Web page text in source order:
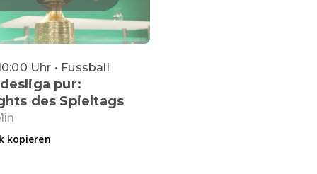
Uhr • Fussball
pur:
des Spieltags
kopieren